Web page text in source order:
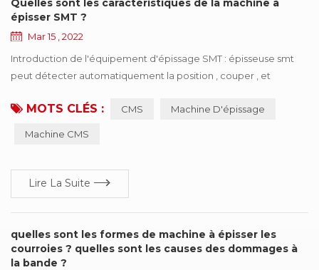
épisser SMT ?
Mar 15 , 2022
Introduction de l'équipement d'épissage SMT : épisseuse smt
peut détecter automatiquement la position , couper , et
bande . la machine de raccordement SMT est facile à utiliser ,
MOTS CLÉS : CMS Machine D'épissage
Machine CMS
Lire La Suite
quelles sont les formes de machine à épisser les
courroies ? quelles sont les causes des dommages à
la bande ?